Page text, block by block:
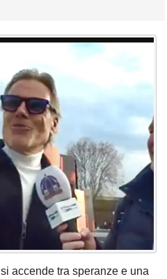
si accende tra speranze e una